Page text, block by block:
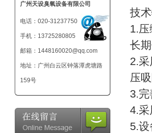
广州天设臭氧设备有限公司
电话：020-31237750
手机：13725280805
邮箱：1448160020@qq.com
地址：广州白云区钟落潭虎塘路
159号
技
1.
长
2.
压
3.
4.
5.